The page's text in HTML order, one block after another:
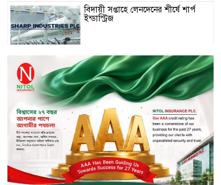
বিদায়ী সপ্তাহে লেনদেনের শীর্ষে শার্প
ইন্ডাস্ট্রিজ
চুয়াডাঙ্গায় বিএআরআই’র কৃষি গবেষণা
কেন্দ্র, মেহেরপুর এর আঞ্চলিক রিভিউ
কর্মশালা/২০২৫-২৬ অনুষ্ঠিত
মুসলিম নিকাহ রেজিস্ট্রার কল্যাণ
পরিষদের সম্মেলন অনুষ্ঠিত
দীর্ঘস্থায়ী ৭,৫০০ এমএএইচ ব্যাটারি
এবং শক্তিশালী গরিলা গ্লাস ৭আই সুরক্ষা
নিয়ে শাওমি উন্মোচন করল নতুন রেডমি
১৭